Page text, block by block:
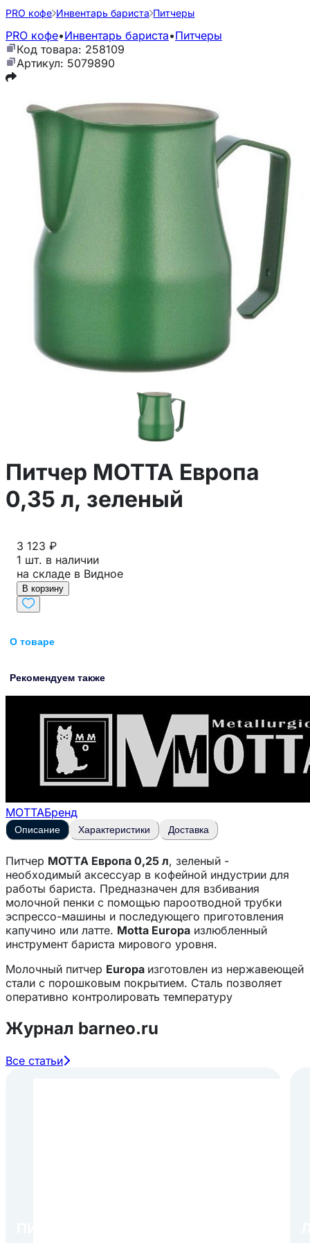
PRO кофе Инвентарь бариста Питчеры
PRO кофе•Инвентарь бариста•Питчеры
Код товара: 258109
Артикул: 5079890
Питчер MOTTA Европа
0,35 л, зеленый
3 123 ₽
1 шт. в наличии
на складе в Видное
В корзину
О товаре
Рекомендуем также
MOTTAБренд
Описание Характеристики Доставка
Питчер MOTTA Европа 0,25 л, зеленый -
необходимый аксессуар в кофейной индустрии для
работы бариста. Предназначен для взбивания
молочной пенки с помощью пароотводной трубки
эспрессо-машины и последующего приготовления
капучино или латте. Motta Europa излюбленный
инструмент бариста мирового уровня.
Молочный питчер Europa изготовлен из нержавеющей
стали с порошковым покрытием. Сталь позволяет
оперативно контролировать температуру
обеспечивает комфортую работу с аксессуаром.
Тонкий, углубленный носик позволяет изображать
детальные рисунки при латте-арт.
Журнал barneo.ru
Все статьи